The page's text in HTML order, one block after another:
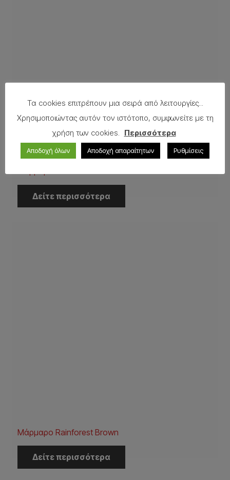
Δείτε περισσότερα
Μάρμαρο Rainforest Brown
Δείτε περισσότερα
Τα cookies επιτρέπουν μια σειρά από λειτουργίες...
Χρησιμοποιώντας αυτόν τον ιστότοπο, συμφωνείτε με τη
χρήση των cookies. Περισσότερα
Αποδοχή όλων Αποδοχή απαραίτητων Ρυθμίσεις